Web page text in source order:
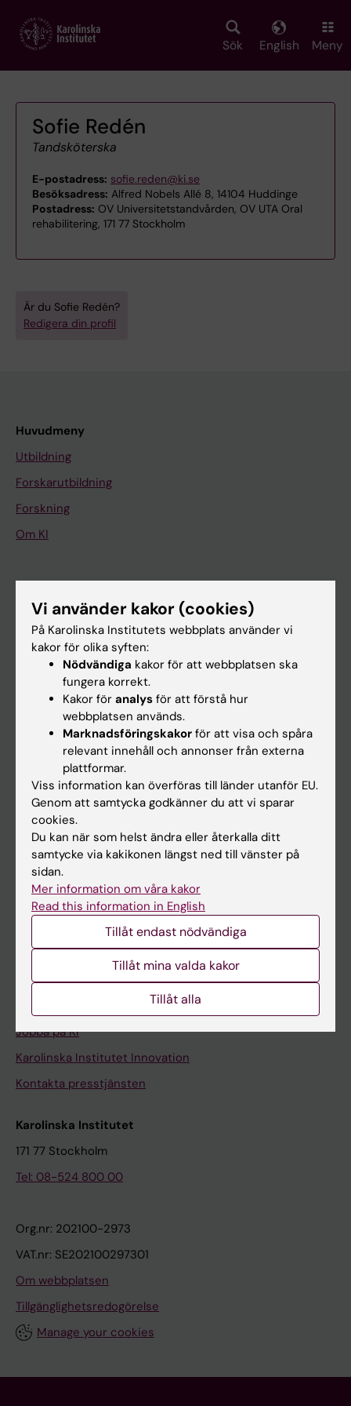
main
Sök English Meny
Sofie Redén
Tandsköterska
E-postadress: sofie.reden@ki.se
Besöksadress: Alfred Nobels Allé 8, 14104 Huddinge
Postadress: OV Universitetstandvården, OV UTA Oral
rehabilitering, 171 77 Stockholm
Är du Sofie Redén?
Redigera din profil
Huvudmeny
Utbildning
Forskarutbildning
Forskning
Om KI
Nyheter
Kalender
Canvas
Studentmejlen
Kurs- och programwebbar
Student på KI
Medarbetare
Medarbetarportalen
Kontakta och besök KI
Universitetsbiblioteket
Stöd forskning och utbildning
Jobba på KI
Karolinska Institutet Innovation
Kontakta presstjänsten
Karolinska Institutet
171 77 Stockholm
Tel: 08-524 800 00
Org.nr: 202100-2973
VAT.nr: SE202100297301
Om webbplatsen
Tillgänglighetsredogörelse
Manage your cookies
Vi använder kakor (cookies)
På Karolinska Institutets webbplats använder vi
kakor för olika syften:
Nödvändiga kakor för att webbplatsen ska
fungera korrekt.
Kakor för analys för att förstå hur
webbplatsen används.
Marknadsföringskakor för att visa och spåra
relevant innehåll och annonser från externa
plattformar.
Viss information kan överföras till länder utanför EU.
Genom att samtycka godkänner du att vi sparar
cookies.
Du kan när som helst ändra eller återkalla ditt
samtycke via kakikonen längst ned till vänster på
sidan.
Mer information om våra kakor
Read this information in English
Tillåt endast nödvändiga
Tillåt mina valda kakor
Tillåt alla